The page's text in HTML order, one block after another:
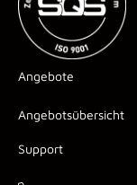
Angebote
Angebotsübersicht
Support